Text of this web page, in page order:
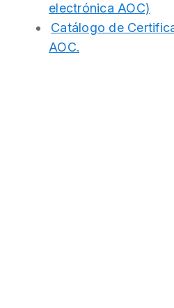
electrónica AOC)
Catálogo de
AOC.